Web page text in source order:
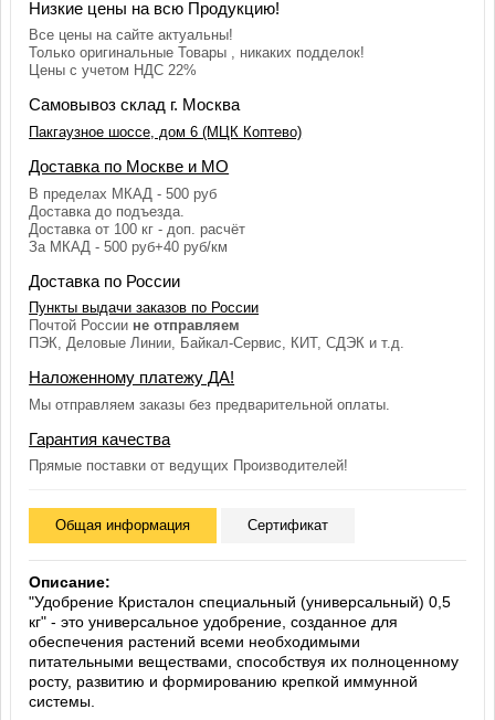
Низкие цены на всю Продукцию!
Все цены на сайте актуальны!
Только оригинальные Товары , никаких подделок!
Цены с учетом НДС 22%
Самовывоз склад г. Москва
Пакгаузное шоссе, дом 6 (МЦК Коптево)
Доставка по Москве и МО
В пределах МКАД - 500 руб
Доставка до подъезда.
Доставка от 100 кг - доп. расчёт
За МКАД - 500 руб+40 руб/км
Доставка по России
Пункты выдачи заказов по России
Почтой России не отправляем
ПЭК, Деловые Линии, Байкал-Сервис, КИТ, СДЭК и т.д.
Наложенному платежу ДА!
Мы отправляем заказы без предварительной оплаты.
Гарантия качества
Прямые поставки от ведущих Производителей!
Общая информация Сертификат
Описание:
"Удобрение Кристалон специальный (универсальный) 0,5
кг" - это универсальное удобрение, созданное для
обеспечения растений всеми необходимыми
питательными веществами, способствуя их полноценному
росту, развитию и формированию крепкой иммунной
системы.